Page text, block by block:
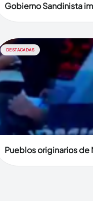
Gobierno Sandinista
DESTACADAS
Pueblos originarios de